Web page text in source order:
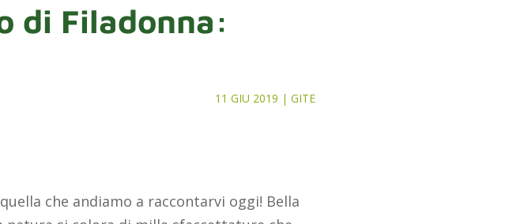
di Filadonna:
11 GIU 2019 |GITE
che andiamo a raccontarvi oggi! Bella